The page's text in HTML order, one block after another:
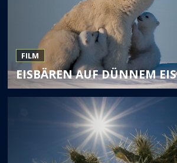
FILM
EISBÄREN AUF DÜNNEM EIS